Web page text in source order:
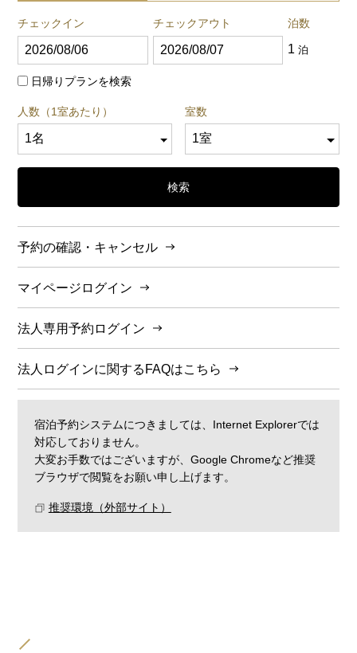
チェックイン チェックアウト 泊数
1 泊
日帰りプランを検索
人数（1室あたり） 室数
検索
予約の確認・キャンセル
マイページログイン
法人専用予約ログイン
法人ログインに関するFAQはこちら
宿泊予約システムにつきましては、Internet Explorerでは
対応しておりません。
大変お手数ではございますが、Google Chromeなど推奨
ブラウザで閲覧をお願い申し上げます。
推奨環境（外部サイト）